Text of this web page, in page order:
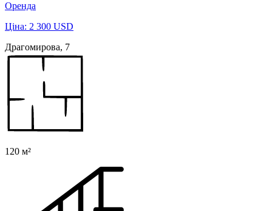
Оренда
Ціна: 2 300 USD
Драгомирова, 7
120 м²